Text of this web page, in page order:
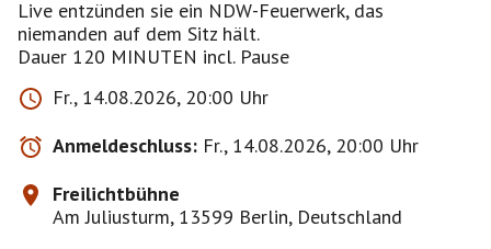
Live entzünden sie ein NDW-Feuerwerk, das
niemanden auf dem Sitz hält.
Fr., 14.08.2026, 20:00 Uhr
Anmeldeschluss: Fr., 14.08.2026, 20:00 Uhr
Freilichtbühne
Am Juliusturm, 13599 Berlin, Deutschland